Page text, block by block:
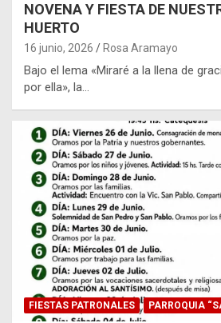
NOVENA Y FIESTA DE
HUERTO
16 junio, 2026 Rosa Aramayo
Bajo el lema «Miraré a la llena de
por ella», la…
FIESTAS PATRONALES PARROQUIA